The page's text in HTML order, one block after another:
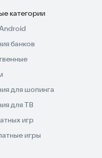
категории
банков
для шопинга
для ТВ
игр
игры